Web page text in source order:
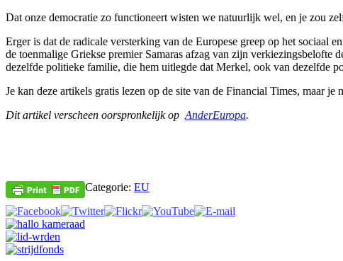
Dat onze democratie zo functioneert wisten we natuurlijk wel, en je zou
Erger is dat de radicale versterking van de Europese greep op het sociaal
de toenmalige Griekse premier Samaras afzag van zijn verkiezingsbelofte
dezelfde politieke familie, die hem uitlegde dat Merkel, ook van dezelfde
Je kan deze artikels gratis lezen op de site van de Financial Times, maar je
Dit artikel verscheen oorspronkelijk op AnderEuropa.
Categorie: EU